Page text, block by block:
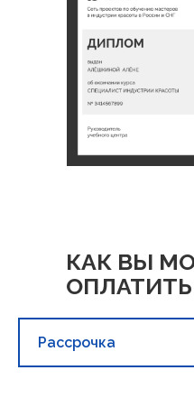
КАК ВЫ